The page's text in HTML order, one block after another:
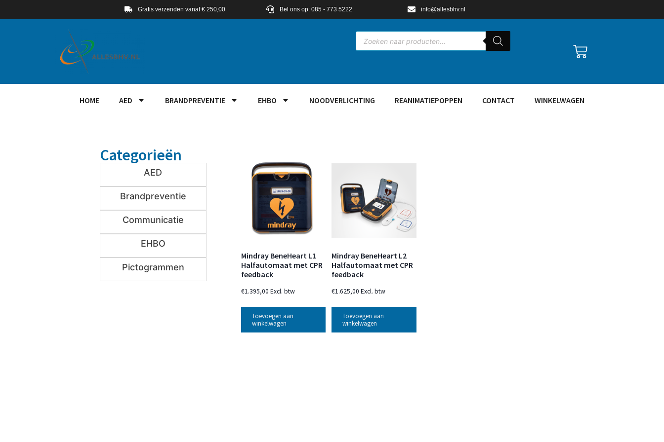
Gratis verzenden vanaf € 250,00 Bel ons op: 085 - 773 5222 info@allesbhv.nl
HOME AED BRANDPREVENTIE EHBO NOODVERLICHTING REANIMATIEPOPPEN CONTACT WINKELWAGEN
Categorieën
AED
Brandpreventie
Communicatie
EHBO
Pictogrammen
Mindray BeneHeart L1
Halfautomaat met CPR
feedback
€1.395,00 Excl. btw
Toevoegen aan
winkelwagen
Mindray BeneHeart L2
Halfautomaat met CPR
feedback
€1.625,00 Excl. btw
Toevoegen aan
winkelwagen